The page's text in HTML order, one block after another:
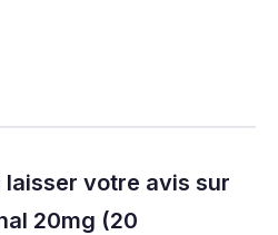
laisser votre avis sur
20mg (20